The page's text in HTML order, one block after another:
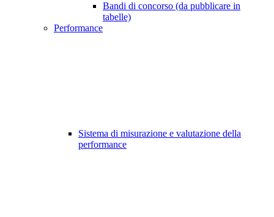
Bandi di concorso (da pubblicare in
tabelle)
Performance
Sistema di misurazione e valutazione della
performance